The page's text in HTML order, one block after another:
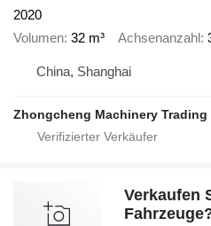
2020
Volumen 32 m³ Achsenanzahl
China, Shanghai
Zhongcheng Machinery Trading
Verkaufen